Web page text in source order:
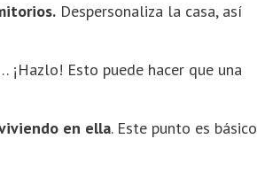
Despersonaliza la casa, así
¡Hazlo! Esto puede hacer que una
en ella. Este punto es básico